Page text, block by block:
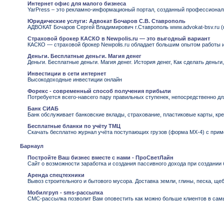
Интернет офис для малого бизнеса
YarPress – это рекламно-информационый портал, созданный
Юридические услуги: Адвокат Бочаров С.В. Ставрополь
АДВОКАТ Бочаров Сергей Владимирович г.Ставрополь www.advokat-
Страховой брокер КАСКО в Newpolis.ru — это выгодный вариант
КАСКО — страховой брокер Newpolis.ru обладает большим опытом работы
Деньги. Бесплатные деньги. Магия денег
Деньги. Бесплатные деньги. Магия денег. История денег, Как сделать
Инвестиции в сети интернет
Высокодоходные инвестиции онлайн
Форекс - современный способ получения прибыли
Потребуется всего-навсего пару правильных ступенек, непосредственно
Банк СИАБ
Банк обслуживает банковские вклады, страхование, пластиковые карты,
Бесплатные бланки по учёту ТМЦ
Скачать бесплатно журнал учёта поступающих грузов (форма МХ-4) с
Барнаул
Постройте Ваш бизнес вместе с нами - ПроСветЛайн
Сайт о возможности заработка и создания пассивного дохода при
Аренда спецтехники
Вывоз строительного и бытового мусора. Доставка земли, глины, песка,
Мобилгруп - sms-рассылка
СМС-рассылка позволит Вам оповестить как можно больше клиентов в